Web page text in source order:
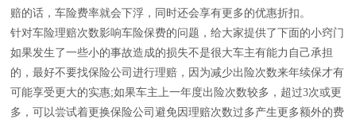
赔的话，车险费率就会下浮，同时还会享有更多的优惠折扣。
针对车险理赔次数影响车险保费的问题，给大家提供了下面的小窍门
如果发生了一些小的事故造成的损失不是很大车主有能力自己承担
的，最好不要找保险公司进行理赔，因为减少出险次数来年续保才有
可能享受更大的实惠;如果车主上一年度出险次数较多，超过3次或更
多，可以尝试着更换保险公司避免因理赔次数过多产生更多额外的费